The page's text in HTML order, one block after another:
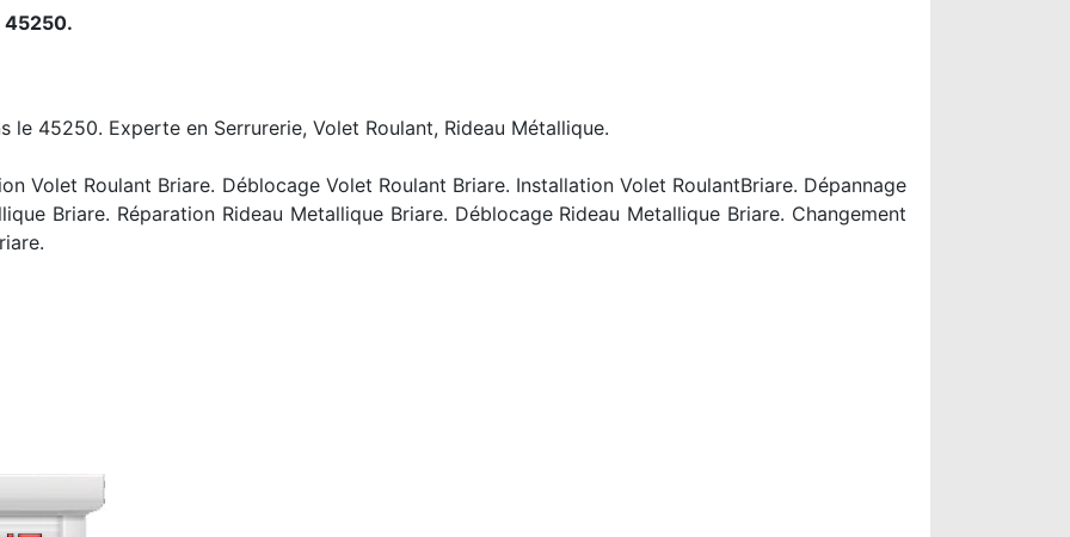
45250.
le 45250. Experte en Serrurerie, Volet Roulant, Rideau Métallique.
Volet Roulant Briare. Déblocage Volet Roulant Briare. Installation Volet RoulantBriare. Dépannage
Briare. Réparation Rideau Metallique Briare. Déblocage Rideau Metallique Briare. Changement